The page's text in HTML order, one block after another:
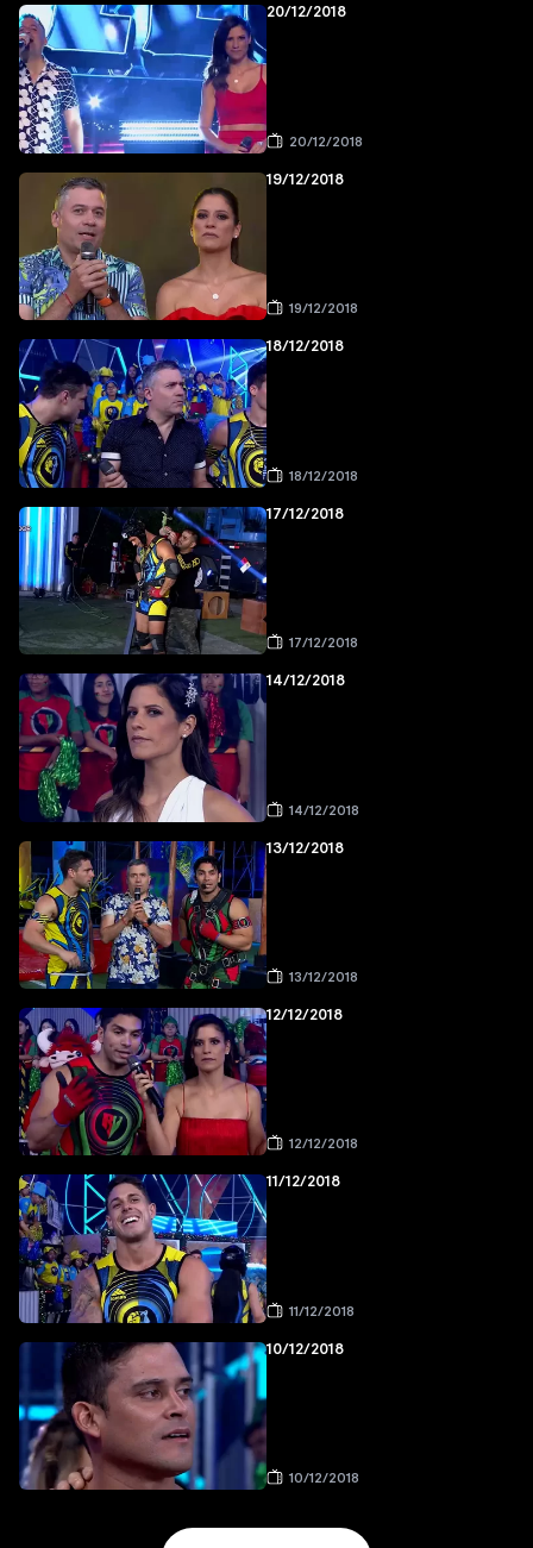
20/12/2018
20/12/2018
19/12/2018
19/12/2018
18/12/2018
18/12/2018
17/12/2018
17/12/2018
14/12/2018
14/12/2018
13/12/2018
13/12/2018
12/12/2018
12/12/2018
11/12/2018
11/12/2018
10/12/2018
10/12/2018